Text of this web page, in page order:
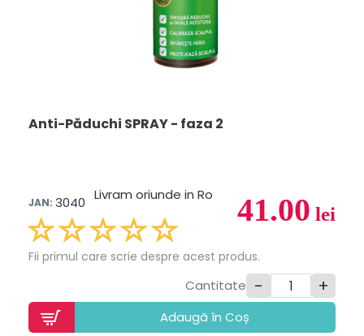
Anti-Păduchi SPRAY - faza 2
41.00 lei
JAN: 3040 Livram oriunde in Ro
Fii primul care scrie despre acest produs.
Cantitate - +
Adaugã în Coș